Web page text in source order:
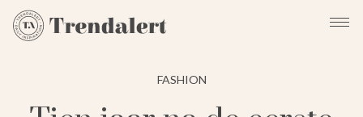
FASHION